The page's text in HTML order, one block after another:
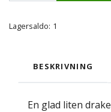
Lagersaldo: 1
BESKRIVNING
En glad liten